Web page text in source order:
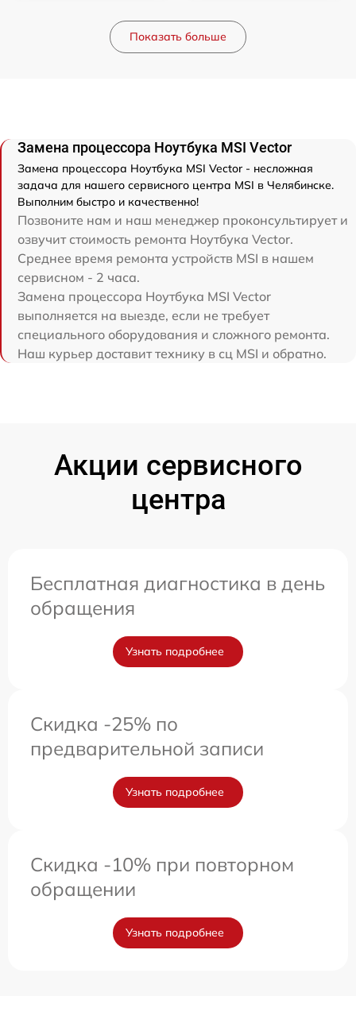
Показать больше
Замена процессора Ноутбука MSI Vector
Замена процессора Ноутбука MSI Vector - несложная
задача для нашего сервисного центра MSI в Челябинске.
Выполним быстро и качественно!
Позвоните нам и наш менеджер проконсультирует и
озвучит стоимость ремонта Ноутбука Vector.
Среднее время ремонта устройств MSI в нашем
сервисном - 2 часа.
Замена процессора Ноутбука MSI Vector
выполняется на выезде, если не требует
специального оборудования и сложного ремонта.
Наш курьер доставит технику в сц MSI и обратно.
Акции сервисного
центра
Бесплатная диагностика в день
обращения
Узнать подробнее
Скидка -25% по
предварительной записи
Узнать подробнее
Скидка -10% при повторном
обращении
Узнать подробнее